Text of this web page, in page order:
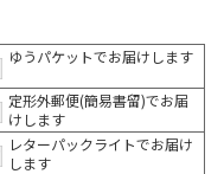
ゆうパケットでお届けします
定形外郵便(簡易書留)でお届
けします
レターパックライトでお届け
します